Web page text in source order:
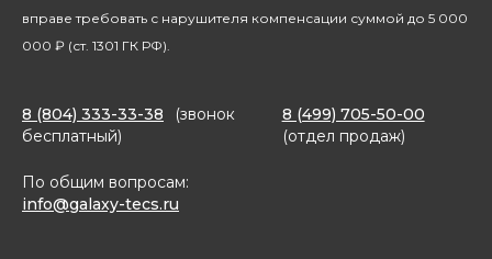
вправе требовать с нарушителя компенсации суммой до 5 000
000 ₽ (ст. 1301 ГК РФ).
8 (804) 333-33-38
(звонок
бесплатный)
8 (499) 705-50-00
(отдел продаж)
По общим вопросам:
info@galaxy-tecs.ru